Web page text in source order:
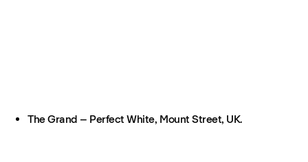
The Grand – Perfect White, Mount Street, UK.